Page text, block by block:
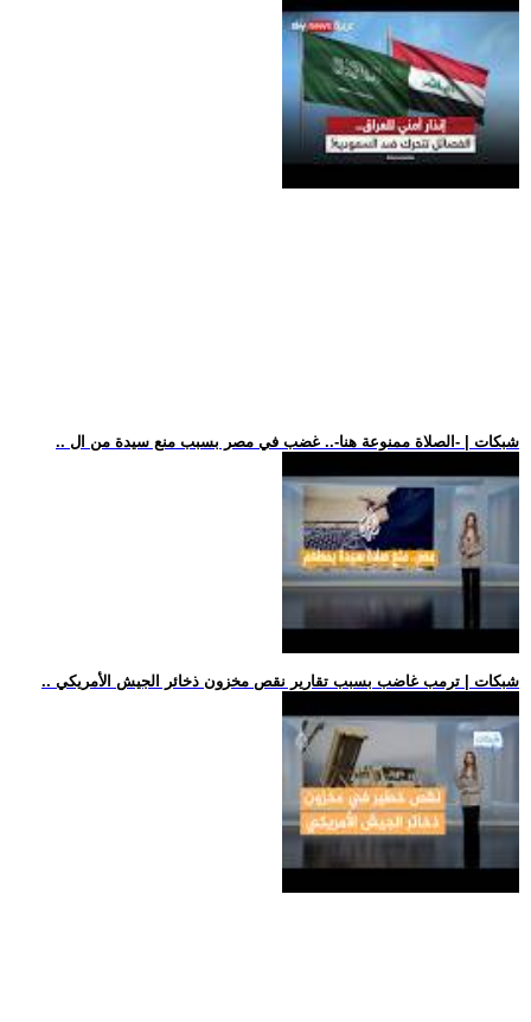
.. شبكات | -الصلاة ممنوعة هنا-.. غضب في مصر بسبب منع سيدة من ال
.. شبكات | ترمب غاضب بسبب تقارير نقص مخزون ذخائر الجيش الأمريكي